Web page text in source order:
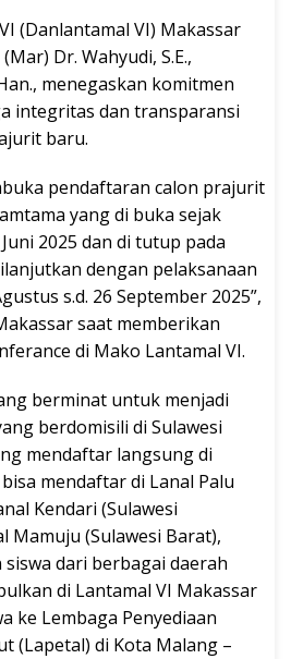
(Danlantamal VI) Makassar
Dr. Wahyudi, S.E.,
menegaskan komitmen
integritas dan transparansi
baru.
pendaftaran calon prajurit
yang di buka sejak
2025 dan di tutup pada
dengan pelaksanaan
s.d. 26 September 2025”,
saat memberikan
di Mako Lantamal VI.
berminat untuk menjadi
berdomisili di Sulawesi
mendaftar langsung di
mendaftar di Lanal Palu
Kendari (Sulawesi
Mamuju (Sulawesi Barat),
dari berbagai daerah
di Lantamal VI Makassar
ke Lembaga Penyediaan
(Lapetal) di Kota Malang –